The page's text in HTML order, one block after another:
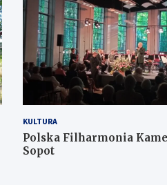
KULTURA
Polska Filharmonia
Sopot